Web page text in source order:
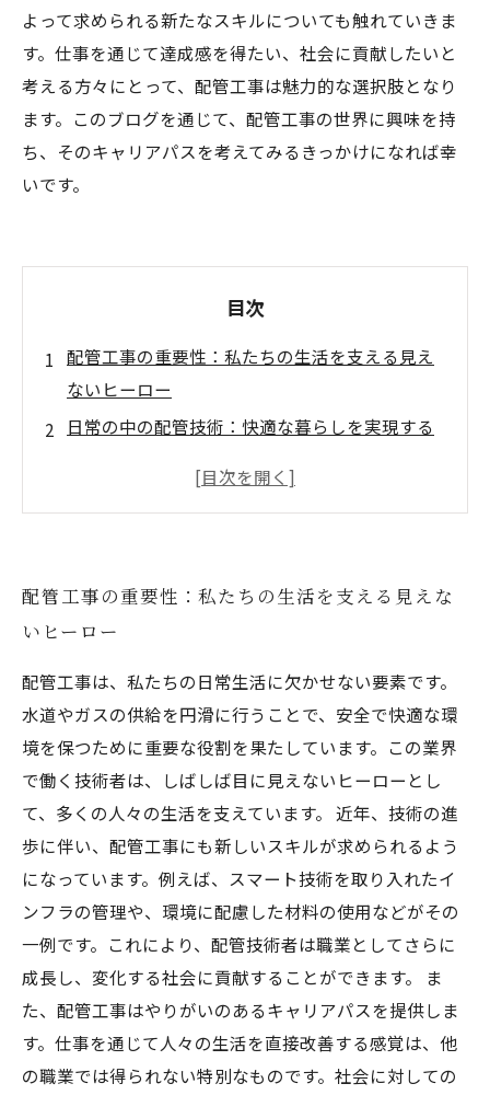
よって求められる新たなスキルについても触れていきま
す。仕事を通じて達成感を得たい、社会に貢献したいと
考える方々にとって、配管工事は魅力的な選択肢となり
ます。このブログを通じて、配管工事の世界に興味を持
ち、そのキャリアパスを考えてみるきっかけになれば幸
いです。
目次
配管工事の重要性：私たちの生活を支える見え
ないヒーロー
日常の中の配管技術：快適な暮らしを実現する
配管工事の現場で学ぶ：技術の進化と新たなス
られる達成感
社会貢献としての配管工事：未来への架け橋と
なる道
キャリアパスを描く：配管工事での成長と可能
性
配管工事の魅力を再発見する：新しいつながり
と未来への展望
配管工事の重要性：私たちの生活を支える見えな
いヒーロー
配管工事は、私たちの日常生活に欠かせない要素です。
水道やガスの供給を円滑に行うことで、安全で快適な環
境を保つために重要な役割を果たしています。この業界
で働く技術者は、しばしば目に見えないヒーローとし
て、多くの人々の生活を支えています。 近年、技術の進
歩に伴い、配管工事にも新しいスキルが求められるよう
になっています。例えば、スマート技術を取り入れたイ
ンフラの管理や、環境に配慮した材料の使用などがその
一例です。これにより、配管技術者は職業としてさらに
成長し、変化する社会に貢献することができます。 ま
た、配管工事はやりがいのあるキャリアパスを提供しま
す。仕事を通じて人々の生活を直接改善する感覚は、他
の職業では得られない特別なものです。社会に対しての